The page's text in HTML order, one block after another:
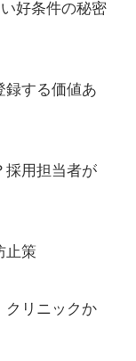
好条件の秘密
する価値あ
採用担当者が
止策
クリニックか